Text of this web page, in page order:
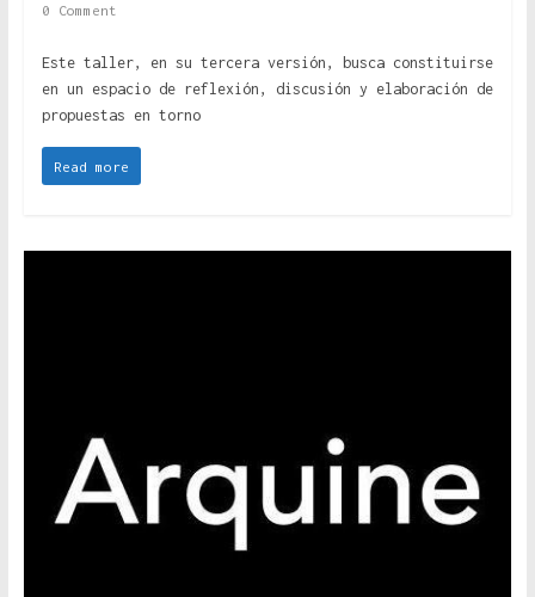
0 Comment
Este taller, en su tercera versión, busca constituirse
en un espacio de reflexión, discusión y elaboración de
propuestas en torno
Read more